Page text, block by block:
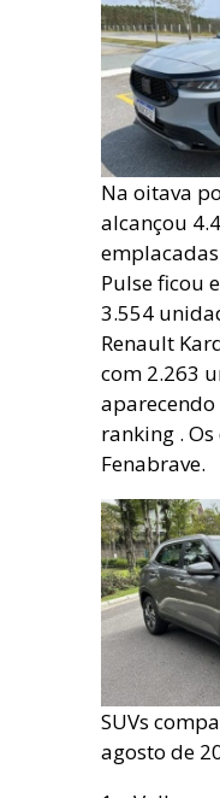
Na oitava
alcançou
Pulse ficou
3.554
Renault
com 2.263
ranking .
Fenabrave.
SUVs
agosto de